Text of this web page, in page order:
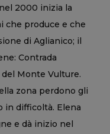
2000 inizia la
che produce e che
di Aglianico; il
Contrada
Monte Vulture.
zona perdono gli
in difficoltà. Elena
e dà inizio nel